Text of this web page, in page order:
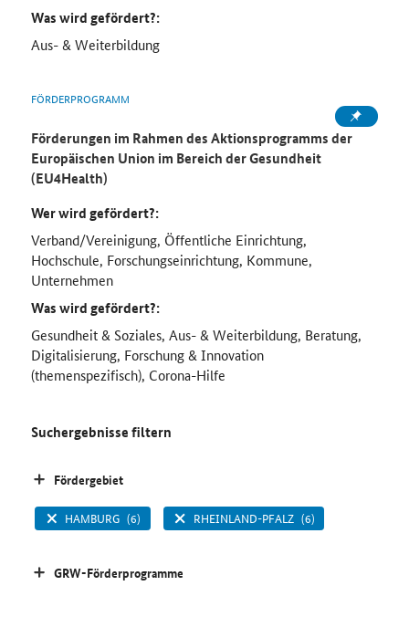
Was wird gefördert?:
Aus- & Weiterbildung
FÖRDERPROGRAMM
Förderungen im Rahmen des Aktionsprogramms der
Europäischen Union im Bereich der Gesundheit
(EU4Health)
Wer wird gefördert?:
Verband/Vereinigung, Öffentliche Einrichtung,
Hochschule, Forschungseinrichtung, Kommune,
Unternehmen
Was wird gefördert?:
Gesundheit & Soziales, Aus- & Weiterbildung, Beratung,
Digitalisierung, Forschung & Innovation
(themenspezifisch), Corona-Hilfe
Suchergebnisse filtern
Fördergebiet
HAMBURG (6) RHEINLAND-PFALZ (6)
GRW-Förderprogramme